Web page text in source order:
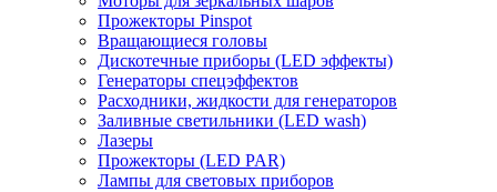
Прожекторы Pinspot
Вращающиеся головы
Дискотечные приборы (LED эффекты)
Генераторы спецэффектов
Расходники, жидкости для генераторов
Заливные светильники (LED wash)
Лазеры
Прожекторы (LED PAR)
Лампы для световых приборов